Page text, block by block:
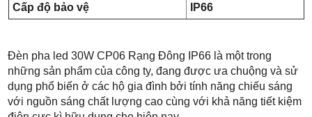
Cấp độ bảo vệ
IP66
Đèn pha led 30W CP06 Rạng Đông IP66 là một trong
những sản phẩm của công ty, đang được ưa chuộng và sử
dụng phổ biến ở các hộ gia đình bởi tính năng chiếu sáng
với nguồn sáng chất lượng cao cùng với khả năng tiết kiệm